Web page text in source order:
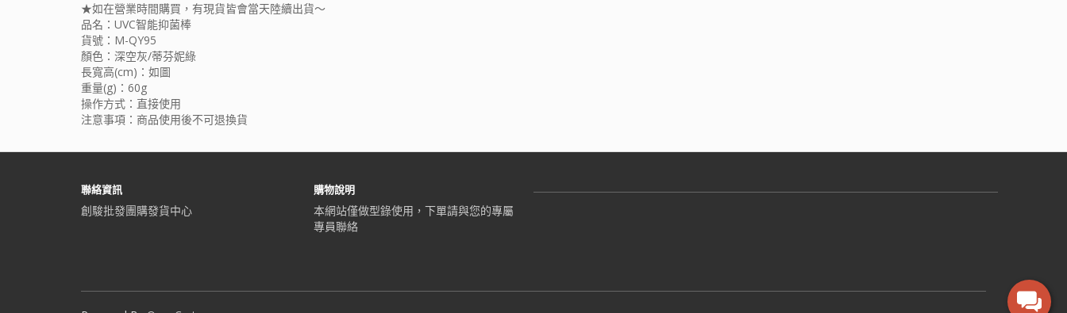
★如在營業時間購買，有現貨皆會當天陸續出貨～
品名：UVC智能抑菌棒
貨號：M-QY95
顏色：深空灰/蒂芬妮綠
長寬高(cm)：如圖
重量(g)：60g
操作方式：直接使用
注意事項：商品使用後不可退換貨
聯絡資訊
創駿批發團購發貨中心
購物說明
本網站僅做型錄使用，下單請與您的專屬
專員聯絡